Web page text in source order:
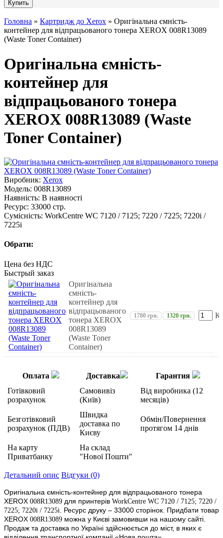
Головна » Картридж до Xerox » Оригінальна ємність-
контейнер для відпрацьованого тонера XEROX 008R13089
(Waste Toner Container)
Оригінальна ємність-
контейнер для
відпрацьованого тонера
XEROX 008R13089 (Waste
Toner Container)
Виробник: Xerox
Модель: 008R13089
Наявність: В наявності
Ресурс: 33000 стр.
Сумісність: WorkCentre WC 7120 / 7125; 7220 / 7225; 7220i /
7225i
Обрати:
Цена без НДС
Быстрый заказ
Оригінальна
ємність-
контейнер для
відпрацьованого
тонера XEROX
008R13089
(Waste Toner
Container)
1780 грн. 1320 грн.
Оплата Доставка
Гарантия
Готівковий
розрахунок
Самовивіз
(Київ)
Від виробника (12
месяців)
Безготівковий
розрахунок (ПДВ)
Швидка
доставка по
Києву
Обмін/Повернення
протягом 14 днів
На карту
Приватбанку
На склад
"Нової Пошти"
Детальний опис Відгуки (0)
Оригінальна ємність-контейнер для відпрацьованого тонера
XEROX 008R13089 для принтерів WorkCentre WC 7120 / 7125; 7220 /
7225; 7220i / 7225i . Ресурс друку – 33000 сторінок. Придбати товар
XEROX 008R13089 можна у Києві замовивши на нашому сайті.
Продаж та доставка по Україні здійснюється до міст, в яких є